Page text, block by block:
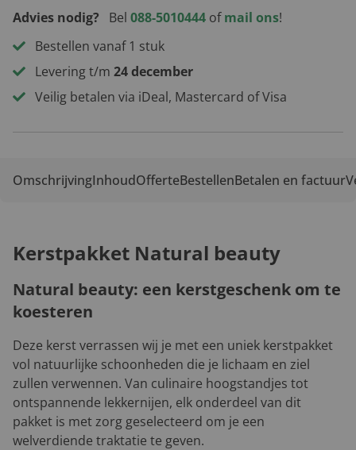
Advies nodig? Bel 088-5010444 ofmail ons!
Bestellen vanaf 1 stuk
Levering t/m 24 december
Veilig betalen via iDeal, Mastercard of Visa
OmschrijvingInhoudOfferteBestellenBetalen en factuur
Kerstpakket Natural beauty
Natural beauty: een kerstgeschenk om te
koesteren
Deze kerst verrassen wij je met een uniek kerstpakket
vol natuurlijke schoonheden die je lichaam en ziel
zullen verwennen. Van culinaire hoogstandjes tot
ontspannende lekkernijen, elk onderdeel van dit
pakket is met zorg geselecteerd om je een
welverdiende traktatie te geven.